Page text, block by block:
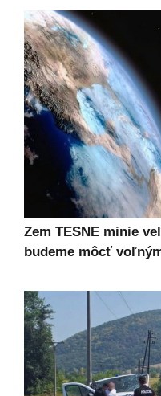
Zem TESNE minie
budeme môcť